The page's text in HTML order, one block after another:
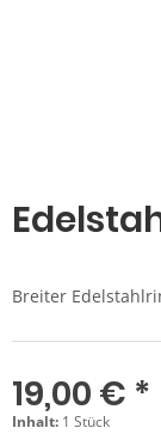
Breiter
19,00 € *
Inhalt: 1 Stück